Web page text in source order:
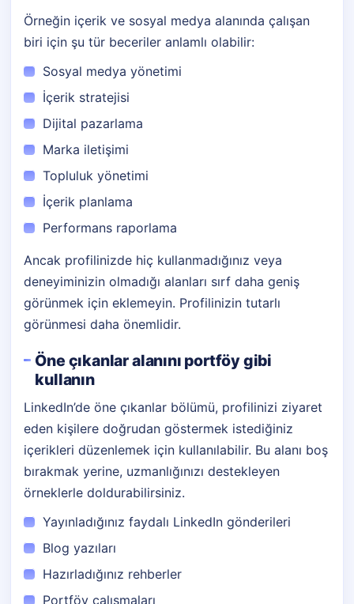
Örneğin içerik ve sosyal medya alanında çalışan
biri için şu tür beceriler anlamlı olabilir:
Sosyal medya yönetimi
İçerik stratejisi
Dijital pazarlama
Marka iletişimi
Topluluk yönetimi
İçerik planlama
Performans raporlama
Ancak profilinizde hiç kullanmadığınız veya
deneyiminizin olmadığı alanları sırf daha geniş
görünmek için eklemeyin. Profilinizin tutarlı
görünmesi daha önemlidir.
Öne çıkanlar alanını portföy gibi
kullanın
LinkedIn’de öne çıkanlar bölümü, profilinizi ziyaret
eden kişilere doğrudan göstermek istediğiniz
içerikleri düzenlemek için kullanılabilir. Bu alanı boş
bırakmak yerine, uzmanlığınızı destekleyen
örneklerle doldurabilirsiniz.
Yayınladığınız faydalı LinkedIn gönderileri
Blog yazıları
Hazırladığınız rehberler
Portföy çalışmaları